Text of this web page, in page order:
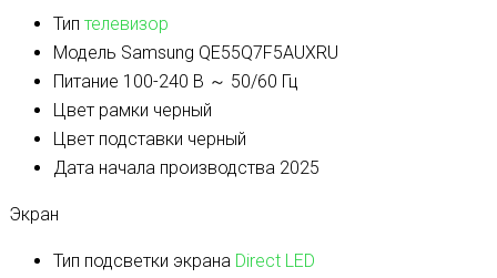
Тип телевизор
Модель Samsung QE55Q7F5AUXRU
Питание 100-240 В ～ 50/60 Гц
Цвет рамки черный
Цвет подставки черный
Дата начала производства 2025
Экран
Тип подсветки экрана Direct LED